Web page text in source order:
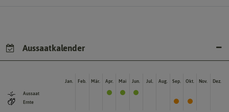
Aussaatkalender
Aussaat
Ernte
Jan. Feb. Mär. Apr. Mai Jun. Jul. Aug. Sep. Okt. Nov. Dez.